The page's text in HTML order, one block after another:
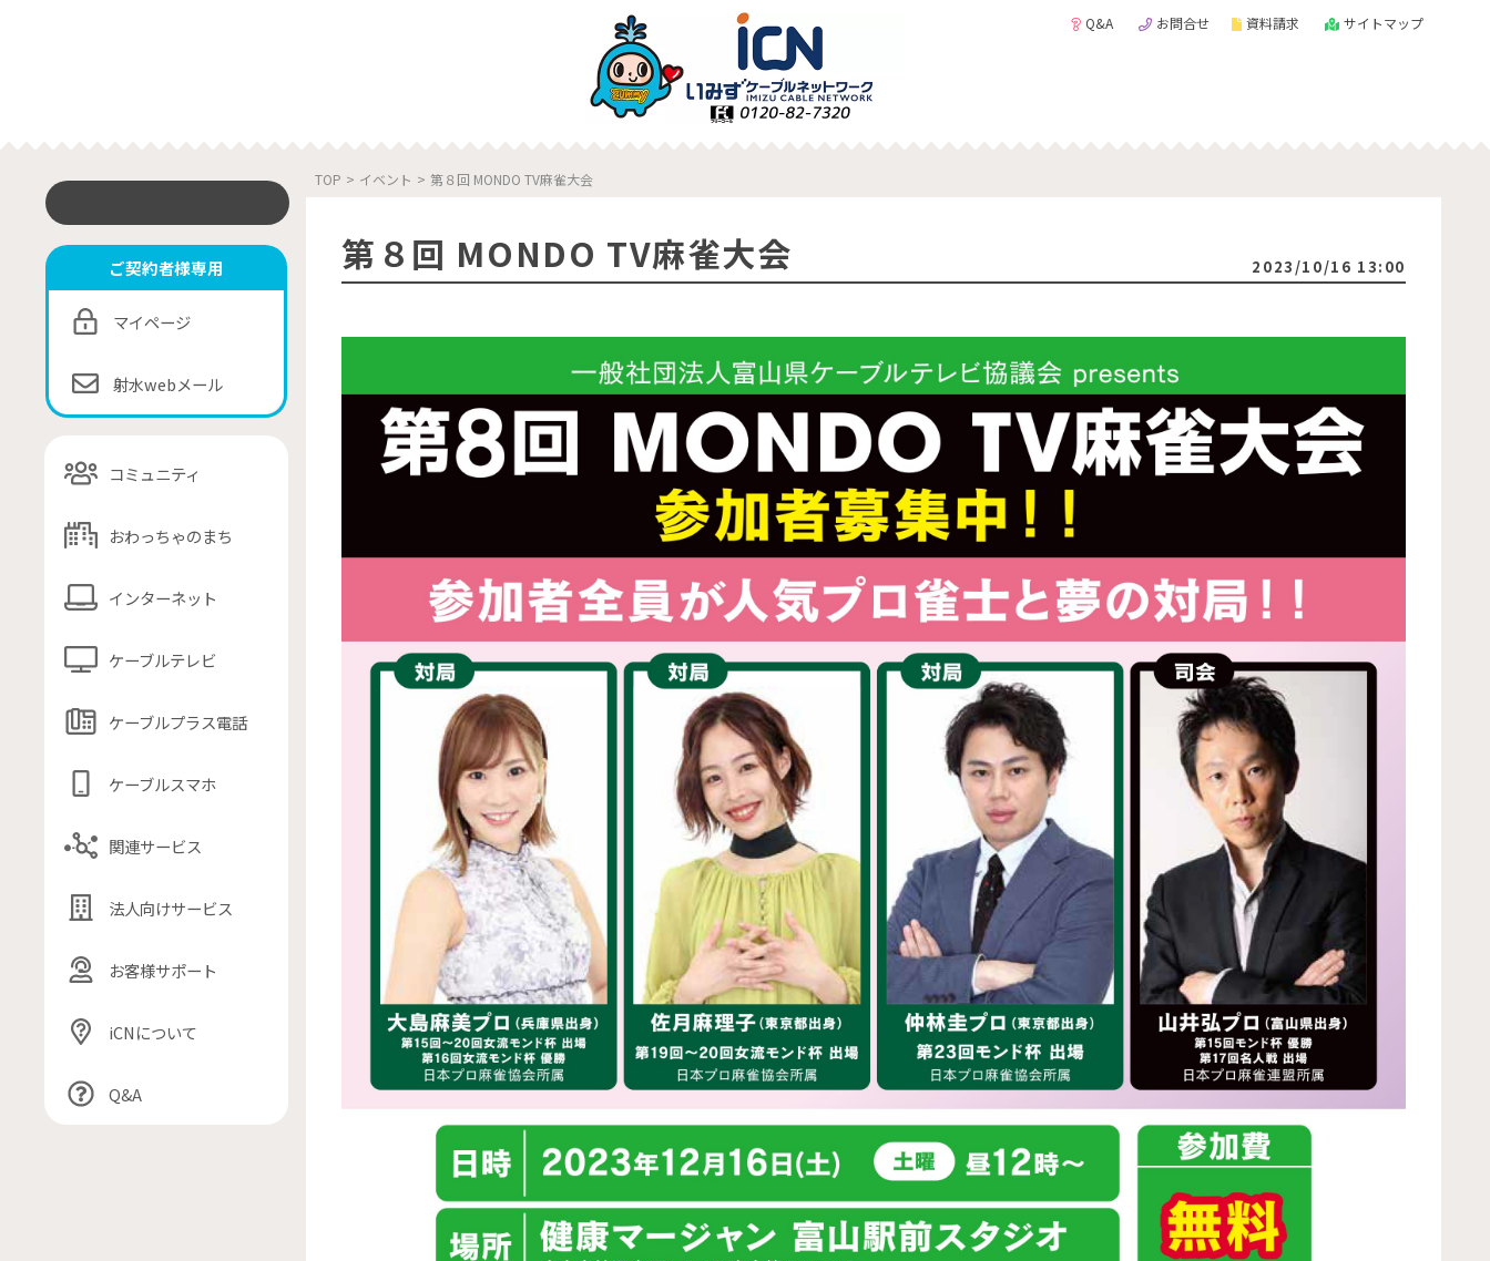
Q&A お問合せ 資料請求 サイトマップ
ご契約者様専用
マイページ
射水webメール
コミュニティ
おわっちゃのまち
インターネット
ケーブルテレビ
ケーブルプラス電話
ケーブルスマホ
関連サービス
法人向けサービス
お客様サポート
iCNについて
Q&A
TOP > イベント > 第８回 MONDO TV麻雀大会
第８回 MONDO TV麻雀大会 2023/10/16 13:00